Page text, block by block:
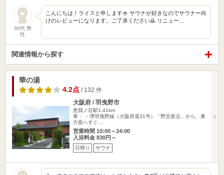
30代 男
性
こんにちは！ライスと申します🍚 サウナが好きなのでサウナー向
けのレビューになります。ご了承ください🙇 リニュー…
関連情報から探す
華の湯
4.2点 / 132 件
大阪府 / 羽曳野市
恵我ノ荘駅1.41km
車： ・堺羽曳野線（大阪府道31号）「野交差点」から、東
方面へすぐ…
営業時間 10:00～24:00
入浴料金 830円～
日帰り サウナ